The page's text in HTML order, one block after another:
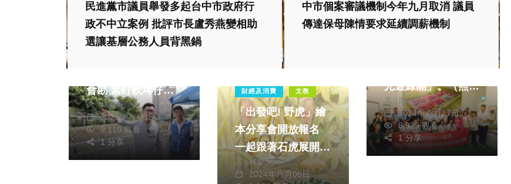
民進黨市議員舉發多起台中市政府行
政不中立案例 批評市長盧秀燕變相助
選讓基層公務人員背黑鍋
中市個案審議機制今年九月取消 議員
傳達保母陳情要求延續調薪機制
2024立委選戰
會勘 緊盯軟埤仔溪
水環境改善工程進度
林獻元
2023年八月18日
9,119 觀看
1 分享
財經及消費 文教
「出發吧! 野虎」繪
本分享會開放報名
一起跟著石虎展開冒
險旅程
林獻元
2024年八月06日
健康及醫療 文教
旅遊 綜合
元通綠能」。（照片
縣府提供）
周為政
2024年八月17日
8,929 觀看
1 分享